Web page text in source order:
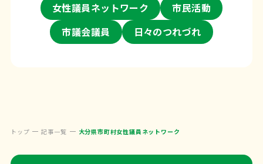
女性議員ネットワーク
市民活動
市議会議員
日々のつれづれ
トップ 記事一覧 大分県市町村女性議員ネットワーク